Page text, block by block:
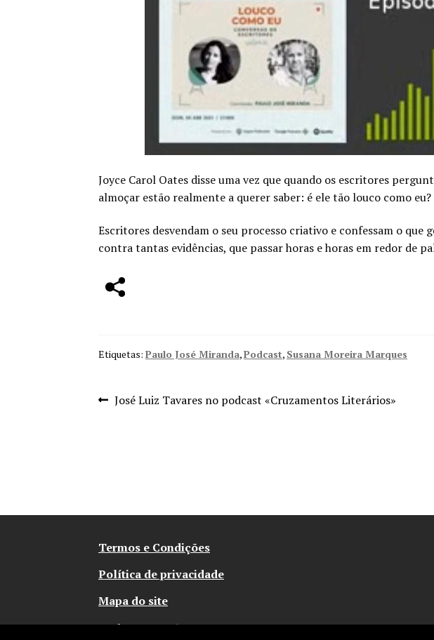
Joyce Carol Oates disse uma vez que quando os escritores
almoçar estão realmente a querer saber: é ele tão louco como eu?
Escritores desvendam o seu processo criativo e confessam o
contra tantas evidências, que passar horas e horas em redor de
Etiquetas:Paulo José Miranda,Podcast, Susana Moreira Marques
Navegação
Artigo
José Luiz Tavares no podcast «Cruzamentos Literários»
Termos e Condições
Política de privacidade
Mapa do site
© Abysmo 2026